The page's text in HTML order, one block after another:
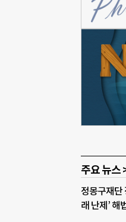
주요 뉴스
정몽구재단
래 난제’ 해